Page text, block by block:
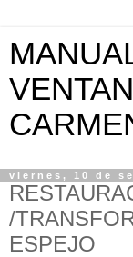
viernes, 10 de
/
ESPEJO